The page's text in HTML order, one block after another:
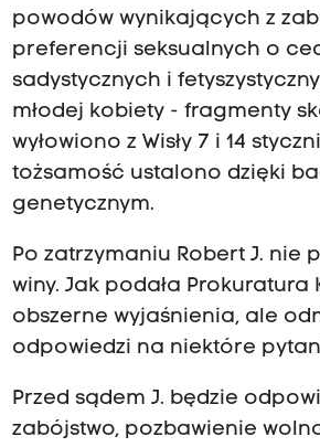
powodów wynikających z
preferencji seksualnych o
sadystycznych i
młodej kobiety - fragmenty
wyłowiono z Wisły 7 i 14
tożsamość ustalono dzięki
genetycznym.
Po zatrzymaniu Robert J. nie
winy. Jak podała Prokuratura
obszerne wyjaśnienia, ale
odpowiedzi na niektóre
Przed sądem J. będzie
zabójstwo, pozbawienie